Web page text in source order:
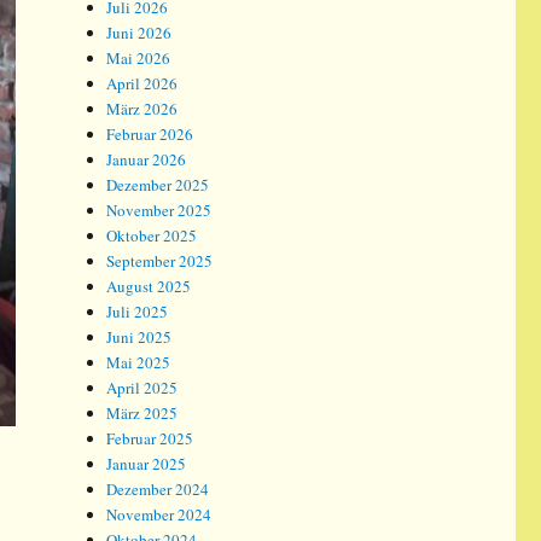
Juli 2026
Juni 2026
Mai 2026
April 2026
März 2026
Februar 2026
Januar 2026
Dezember 2025
November 2025
Oktober 2025
September 2025
August 2025
Juli 2025
Juni 2025
Mai 2025
April 2025
März 2025
Februar 2025
Januar 2025
Dezember 2024
November 2024